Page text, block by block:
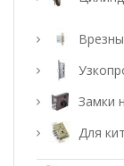
Замки
Для